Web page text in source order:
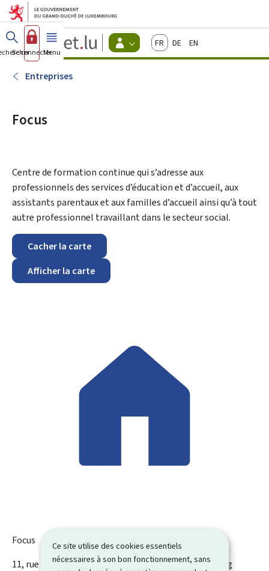
Ce site utilise des cookies essentiels
nécessaires à son bon fonctionnement, sans
Aller au menu principal
Aller au contenu
Guichet.lu
Changer
d'espace
FrançaisDeutschEnglish
Se connecterMenu principal
Entreprises
Focus
Centre de formation continue qui s’adresse aux
professionnels des services d’éducation et d’accueil, aux
assistants parentaux et aux familles d’accueil ainsi qu’à tout
autre professionnel travaillant dans le secteur social.
Cacher la carte
Afficher la carte
Focus
ADRESSE
11, rue Fort Bourbon L-1249LuxembourgLuxembourg